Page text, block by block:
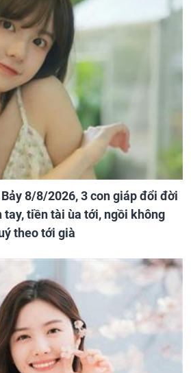
8/8/2026, 3 con giáp đổi đời
tay, tiền tài ùa tới, ngồi không
theo tới già